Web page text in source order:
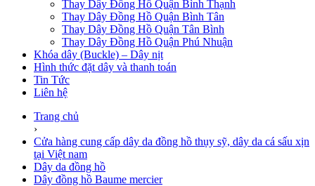
Thay Dây Đồng Hồ Quận Bình Thạnh
Thay Dây Đồng Hồ Quận Bình Tân
Thay Dây Đồng Hồ Quận Tân Bình
Thay Dây Đồng Hồ Quận Phú Nhuận
Khóa dây (Buckle) – Dây nịt
Hình thức đặt dây và thanh toán
Tin Tức
Liên hệ
Trang chủ
›
Cửa hàng cung cấp dây da đồng hồ thụy sỹ, dây da cá sấu xịn
tại Việt nam
Dây da đồng hồ
Dây đồng hồ Baume mercier